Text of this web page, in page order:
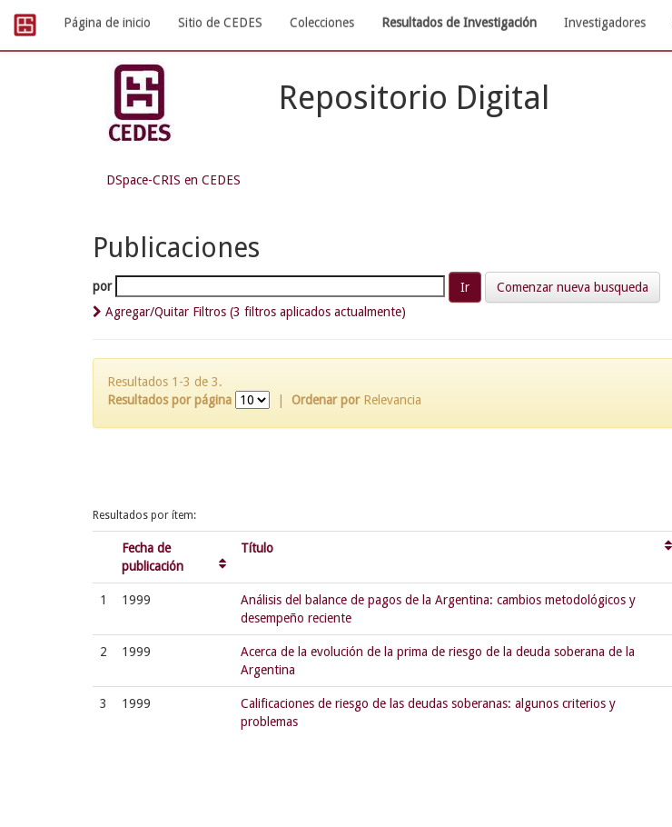
navigation
Página de inicio Sitio de CEDES Colecciones Resultados de Investigación Investigadores
Repositorio Digital
DSpace-CRIS en CEDES
Publicaciones
por
Comenzar nueva busqueda
Agregar/Quitar Filtros (3 filtros aplicados actualmente)
Resultados 1-3 de 3.
Resultados por página
Ordenar por Relevancia
Resultados por ítem:
Fecha de
publicación
Título
1 1999
Análisis del balance de pagos de la Argentina: cambios metodológicos y
desempeño reciente
2 1999
Acerca de la evolución de la prima de riesgo de la deuda soberana de la
Argentina
3 1999
Calificaciones de riesgo de las deudas soberanas: algunos criterios y
problemas